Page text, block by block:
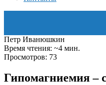
Петр Иванюшкин
Время чтения: ~4 мин.
Просмотров: 73
Гипомагниемия –